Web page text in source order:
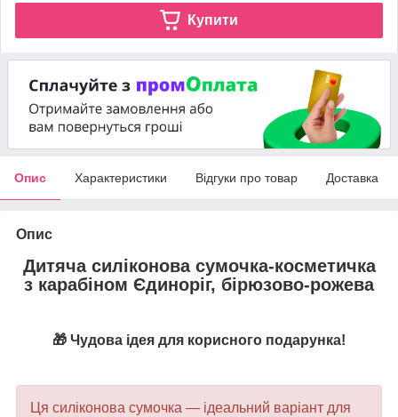
Купити
Опис Характеристики Відгуки про товар Доставка
Опис
Дитяча силіконова сумочка-косметичка
з карабіном Єдиноріг, бірюзово-рожева
🎁 Чудова ідея для корисного подарунка!
Ця силіконова сумочка — ідеальний варіант для